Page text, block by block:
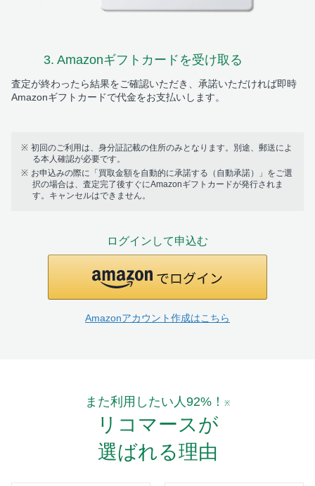
3. Amazonギフトカード を受け取る
査定が終わったら結果をご確認いただき、承諾いただければ即時
Amazonギフトカードで代金をお支払いします。
初回のご利用は、身分証記載の住所のみとなります。別途、郵送によ
る本人確認が必要です。
お申込みの際に「買取金額を自動的に承諾する（自動承諾）」をご選
択の場合は、査定完了後すぐにAmazonギフトカードが発行されま
す。キャンセルはできません。
ログインして申込む
Amazonアカウント作成はこちら
また利用したい人92%！ ※
リコマースが
選ばれる理由